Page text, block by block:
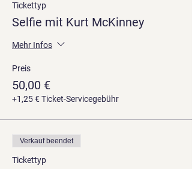
Tickettyp
Selfie mit Kurt McKinney
Mehr Infos
Preis
50,00 €
+1,25 € Ticket-Servicegebühr
Verkauf beendet
Tickettyp